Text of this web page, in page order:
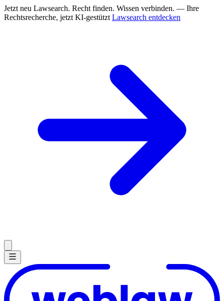
Jetzt neu Lawsearch. Recht finden. Wissen verbinden. — Ihre
Rechtsrecherche, jetzt KI-gestützt Lawsearch entdecken